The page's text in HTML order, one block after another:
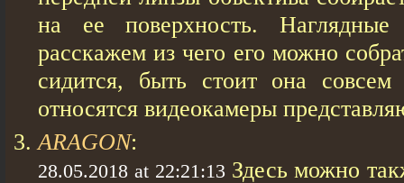
на ее поверхность.
расскажем из чего его можно
сидится, быть стоит она
относятся видеокамеры
ARAGON:
28.05.2018 at 22:21:13 Здесь можно